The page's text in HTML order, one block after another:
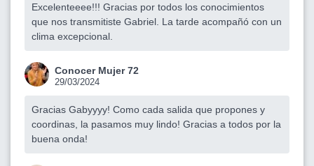
Excelenteeee!!! Gracias por todos los conocimientos
que nos transmitiste Gabriel. La tarde acompañó con un
clima excepcional.
Conocer Mujer 72
29/03/2024
Gracias Gabyyyy! Como cada salida que propones y
coordinas, la pasamos muy lindo! Gracias a todos por la
buena onda!